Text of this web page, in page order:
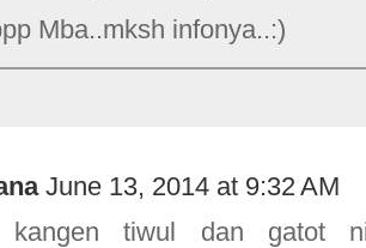
Mba..mksh infonya..:)
June 13, 2014 at 9:32 AM
kangen tiwul dan gatot